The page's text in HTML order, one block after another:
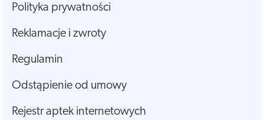
Polityka prywatności
Reklamacje i zwroty
Regulamin
Odstąpienie od umowy
Rejestr aptek internetowych